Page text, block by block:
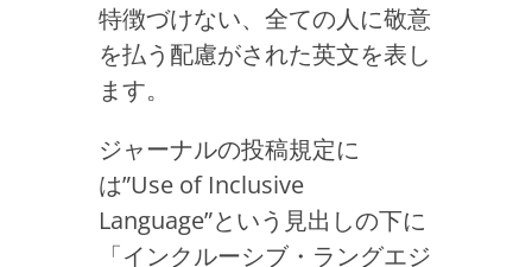
特徴づけない、全ての人に敬意
を払う配慮がされた英文を表し
ます。
ジャーナルの投稿規定に
は”Use of Inclusive
Language”という見出しの下に
「インクルーシブ・ラングエジ